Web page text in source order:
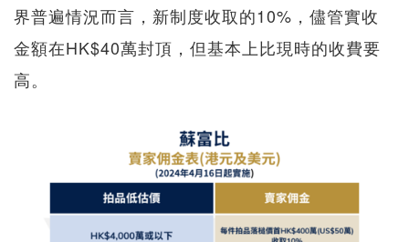
界普遍情況而言，新制度收取的10%，儘管實收
金額在HK$40萬封頂，但基本上比現時的收費要
高。